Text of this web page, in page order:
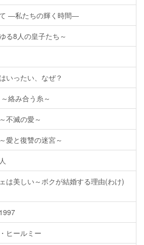
―私たちの輝く時間―
る8人の皇子たち～
いったい、なぜ？
絡み合う糸～
不滅の愛～
愛と復讐の迷宮～
は美しい～ボクが結婚する理由(わけ)
ヒールミー